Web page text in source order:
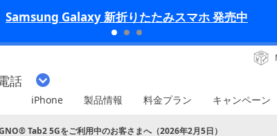
iPhone 17 Pro 発売中
話
iPhone 製品情報 料金プラン キャンペーン
Tab2 5Gをご利用中のお客さまへ（2026年2月5日）